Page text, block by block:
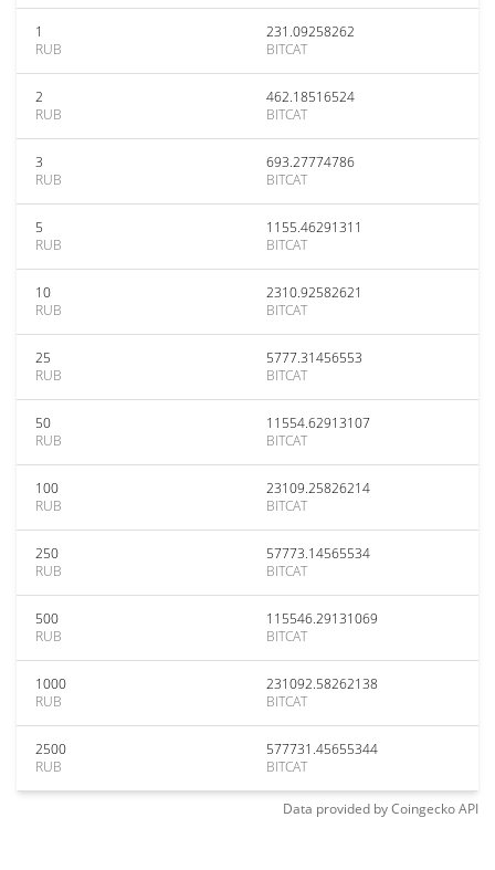
1
RUB
231.09258262
BITCAT
2
RUB
462.18516524
BITCAT
3
RUB
693.27774786
BITCAT
5
RUB
1155.46291311
BITCAT
10
RUB
2310.92582621
BITCAT
25
RUB
5777.31456553
BITCAT
50
RUB
11554.62913107
BITCAT
100
RUB
23109.25826214
BITCAT
250
RUB
57773.14565534
BITCAT
500
RUB
115546.29131069
BITCAT
1000
RUB
231092.58262138
BITCAT
2500
RUB
577731.45655344
BITCAT
Data provided byCoingeckoAPI